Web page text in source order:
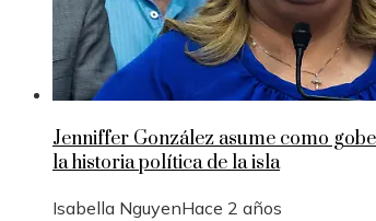
Jenniffer González asume como
la historia política de la isla
Isabella NguyenHace 2 años